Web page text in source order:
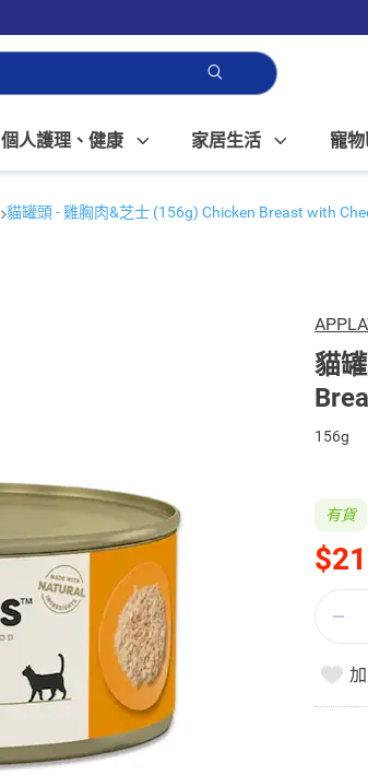
個人護理、健康 家居生活 寵
貓罐頭 - 雞胸肉&芝士 (156g) Chicken Breast with
貓
156g
有貨